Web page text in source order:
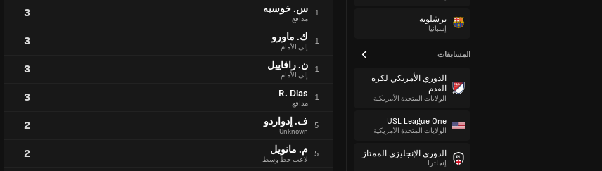
برشلونة
إسبانيا
المسابقات
الدوري الأمريكي لكرة
القدم
الولايات المتحدة الأمريكية
USL League One
الولايات المتحدة الأمريكية
الدوري الإنجليزي الممتاز
إنجلترا
1 س. خوسيه
مدافع 3
1 ك. ماورو
إلى الأمام 3
1 ن. رافاييل
إلى الأمام 3
1
R. Dias
مدافع 3
5 ف. إدواردو
Unknown
2
5 م. مانويل
لاعب خط وسط 2